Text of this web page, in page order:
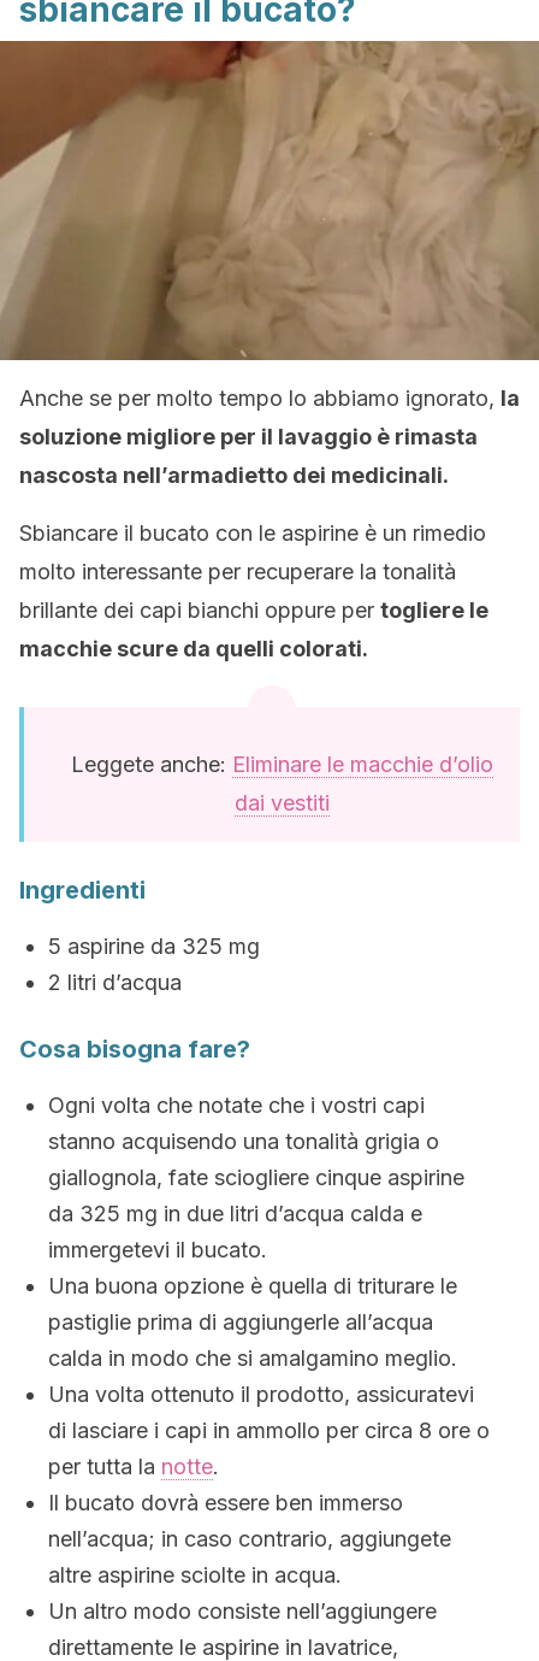
sbiancare il bucato?
Anche se per molto tempo lo abbiamo ignorato, la
soluzione migliore per il lavaggio è rimasta
nascosta nell’armadietto dei medicinali.
Sbiancare il bucato con le aspirine è un rimedio
molto interessante per recuperare la tonalità
brillante dei capi bianchi oppure per togliere le
macchie scure da quelli colorati.
Leggete anche: Eliminare le macchie d’olio
dai vestiti
Ingredienti
5 aspirine da 325 mg
2 litri d’acqua
Cosa bisogna fare?
Ogni volta che notate che i vostri capi
stanno acquisendo una tonalità grigia o
giallognola, fate sciogliere cinque aspirine
da 325 mg in due litri d’acqua calda e
immergetevi il bucato.
Una buona opzione è quella di triturare le
pastiglie prima di aggiungerle all’acqua
calda in modo che si amalgamino meglio.
Una volta ottenuto il prodotto, assicuratevi
di lasciare i capi in ammollo per circa 8 ore o
per tutta la notte.
Il bucato dovrà essere ben immerso
nell’acqua; in caso contrario, aggiungete
altre aspirine sciolte in acqua.
Un altro modo consiste nell’aggiungere
direttamente le aspirine in lavatrice,